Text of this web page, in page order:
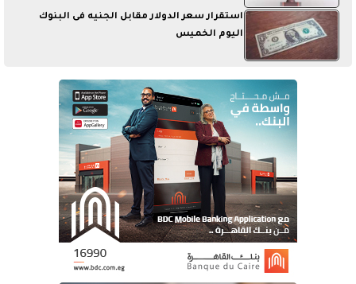
استقرار سعر الدولار مقابل الجنيه فى البنوك
اليوم الخميس